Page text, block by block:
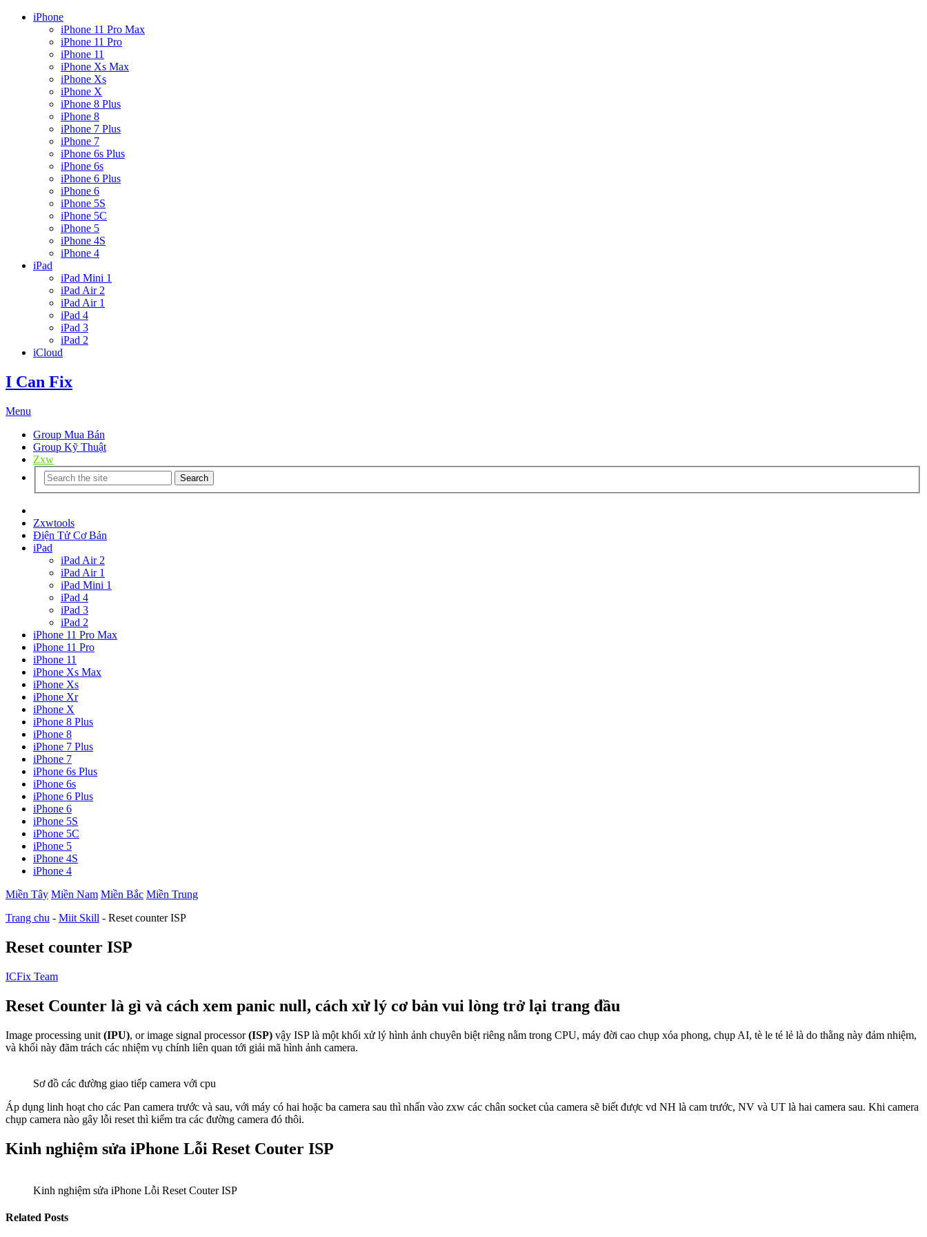
iPhone
iPhone 11 Pro Max
iPhone 11 Pro
iPhone 11
iPhone Xs Max
iPhone Xs
iPhone X
iPhone 8 Plus
iPhone 8
iPhone 7 Plus
iPhone 7
iPhone 6s Plus
iPhone 6s
iPhone 6 Plus
iPhone 6
iPhone 5S
iPhone 5C
iPhone 5
iPhone 4S
iPhone 4
iPad
iPad Mini 1
iPad Air 2
iPad Air 1
iPad 4
iPad 3
iPad 2
iCloud
I Can Fix
Menu
Group Mua Bán
Group Kỹ Thuật
Zxw
Search
Zxwtools
Điện Tử Cơ Bản
iPad
iPad Air 2
iPad Air 1
iPad Mini 1
iPad 4
iPad 3
iPad 2
iPhone 11 Pro Max
iPhone 11 Pro
iPhone 11
iPhone Xs Max
iPhone Xs
iPhone Xr
iPhone X
iPhone 8 Plus
iPhone 8
iPhone 7 Plus
iPhone 7
iPhone 6s Plus
iPhone 6s
iPhone 6 Plus
iPhone 6
iPhone 5S
iPhone 5C
iPhone 5
iPhone 4S
iPhone 4
Miền Tây Miền Nam Miền Bắc Miền Trung
Trang chu - Miit Skill - Reset counter ISP
Reset counter ISP
ICFix Team
Reset Counter là gì và cách xem panic null, cách xử lý cơ bản vui lòng trở lại trang đầu
Image processing unit (IPU), or image signal processor(ISP) vậy ISP là một khối xử lý hình ảnh chuyên biệt riêng nằm trong CPU, máy đời cao chụp xóa phong, chụp AI, tè le té lẻ là do thằng này đảm nhiệm,
và khối này đãm trách các nhiệm vụ chính liên quan tới giải mã hình ảnh camera.
Sơ đồ các đường giao tiếp camera với cpu
Áp dụng linh hoạt cho các Pan camera trước và sau, với máy có hai hoặc ba camera sau thì nhấn vào zxw các chân socket của camera sẽ biết được vd NH là cam trước, NV và UT là hai camera sau. Khi camera
chụp camera nào gây lỗi reset thì kiểm tra các đường camera đó thôi.
Kinh nghiệm sửa iPhone Lỗi Reset Couter ISP
Kinh nghiệm sửa iPhone Lỗi Reset Couter ISP
Related Posts